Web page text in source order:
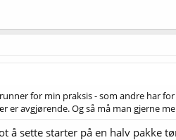
for min praksis - som andre har
avgjørende. Og så må man gjerne
å sette starter på en halv pakke